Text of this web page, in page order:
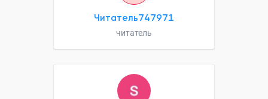
Читатель747971
читатель